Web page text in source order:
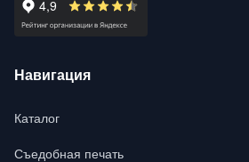
Навигация
Каталог
Съедобная печать